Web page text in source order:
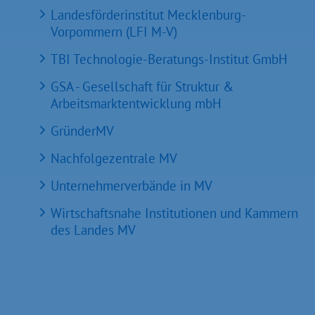
Landesförderinstitut Mecklenburg-
Vorpommern (LFI M-V)
TBI Technologie-Beratungs-Institut GmbH
GSA - Gesellschaft für Struktur &
Arbeitsmarktentwicklung mbH
GründerMV
Nachfolgezentrale MV
Unternehmerverbände in MV
Wirtschaftsnahe Institutionen und Kammern
des Landes MV